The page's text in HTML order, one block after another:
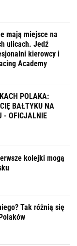
mają miejsce na
ulicach. Jedź
kierowcy i
Academy
POLAKA:
BAŁTYKU NA
- OFICJALNIE
kolejki mogą
Tak różnią się